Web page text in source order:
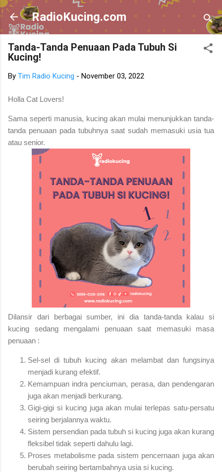
Skip to main content
RadioKucing.com
Tanda-Tanda Penuaan Pada Tubuh Si
Kucing!
By Tim Radio Kucing - November 03, 2022
Holla Cat Lovers!
Sama seperti manusia, kucing akan mulai menunjukkan tanda-
tanda penuaan pada tubuhnya saat sudah memasuki usia tua
atau senior.
Dilansir dari berbagai sumber, ini dia tanda-tanda kalau si
kucing sedang mengalami penuaan saat memasuki masa
penuaan :
Sel-sel di tubuh kucing akan melambat dan fungsinya
menjadi kurang efektif.
Kemampuan indra penciuman, perasa, dan pendengaran
juga akan menjadi berkurang.
Gigi-gigi si kucing juga akan mulai terlepas satu-persatu
seiring berjalannya waktu.
Sistem persendian pada tubuh si kucing juga akan kurang
fleksibel tidak seperti dahulu lagi.
Proses metabolisme pada sistem pencernaan juga akan
berubah seiring bertambahnya usia si kucing.